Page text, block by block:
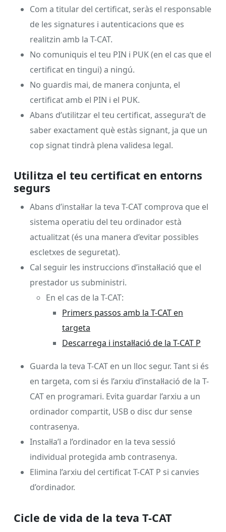
Com a titular del certificat, seràs el responsable
de les signatures i autenticacions que es
realitzin amb la T-CAT.
No comuniquis el teu PIN i PUK (en el cas que el
certificat en tingui) a ningú.
No guardis mai, de manera conjunta, el
certificat amb el PIN i el PUK.
Abans d’utilitzar el teu certificat, assegura’t de
saber exactament què estàs signant, ja que un
cop signat tindrà plena validesa legal.
Utilitza el teu certificat en entorns
segurs
Abans d’instal·lar la teva T-CAT comprova que el
sistema operatiu del teu ordinador està
actualitzat (és una manera d’evitar possibles
escletxes de seguretat).
Cal seguir les instruccions d’instal·lació que el
prestador us subministri.
En el cas de la T-CAT:
Primers passos amb la T-CAT en
targeta
Descarrega i instal·lació de la T-CAT P
Guarda la teva T-CAT en un lloc segur. Tant si és
en targeta, com si és l’arxiu d’instal·lació de la T-
CAT en programari. Evita guardar l’arxiu a un
ordinador compartit, USB o disc dur sense
contrasenya.
Instal·la’l a l’ordinador en la teva sessió
individual protegida amb contrasenya.
Elimina l’arxiu del certificat T-CAT P si canvies
d’ordinador.
Cicle de vida de la teva T-CAT